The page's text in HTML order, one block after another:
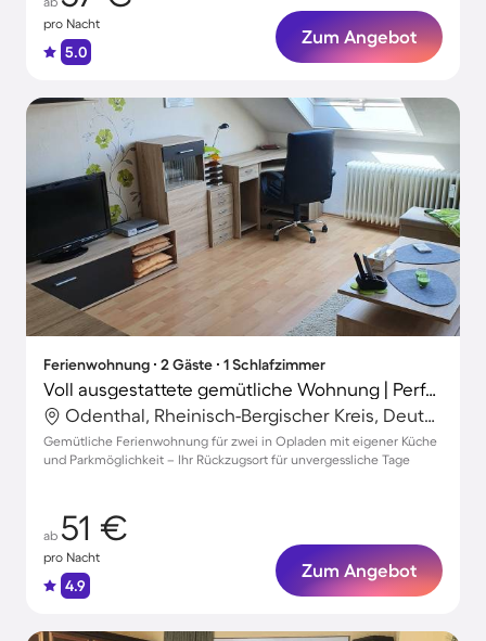
pro Nacht
5.0
Zum Angebot
Ferienwohnung ∙ 2 Gäste ∙ 1 Schlafzimmer
Voll ausgestattete gemütliche Wohnung | Perfekt für die Arbeit von Zuhause
Odenthal, Rheinisch-Bergischer Kreis, Deutschland
Gemütliche Ferienwohnung für zwei in Opladen mit eigener Küche
und Parkmöglichkeit – Ihr Rückzugsort für unvergessliche Tage
ab 51 €
pro Nacht
4.9
Zum Angebot